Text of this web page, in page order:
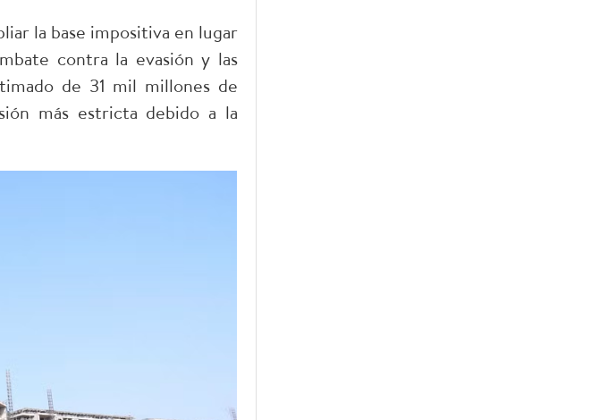
la base impositiva en lugar
contra la evasión y las
de 31 mil millones de
más estricta debido a la